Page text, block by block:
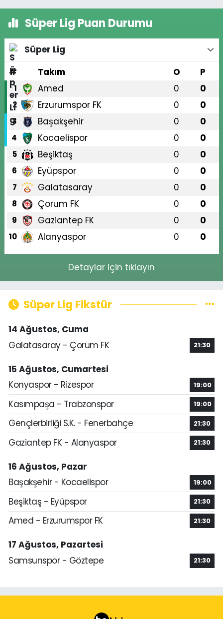
Süper Lig Puan Durumu
Süper Lig
#
Takım O P
1 Amed 0 0
2 Erzurumspor FK 0 0
3 Başakşehir 0 0
4 Kocaelispor 0 0
5 Beşiktaş 0 0
6 Eyüpspor 0 0
7 Galatasaray 0 0
8 Çorum FK 0 0
9 Gaziantep FK 0 0
10 Alanyaspor 0 0
Detaylar için tıklayın
Süper Lig Fikstür
14 Ağustos, Cuma
Galatasaray - Çorum FK
21:30
15 Ağustos, Cumartesi
Konyaspor - Rizespor
19:00
Kasımpaşa - Trabzonspor 19:00
Gençlerbirliği S.K. - Fenerbahçe 21:30
Gaziantep FK - Alanyaspor 21:30
16 Ağustos, Pazar
Başakşehir - Kocaelispor
19:00
Beşiktaş - Eyüpspor 21:30
Amed - Erzurumspor FK 21:30
17 Ağustos, Pazartesi
Samsunspor - Göztepe
21:30